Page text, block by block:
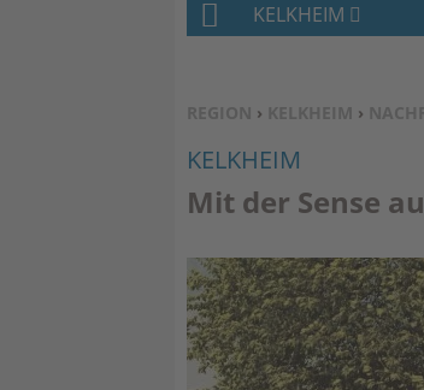
SIE BEFINDEN SICH HIER:
REGION › KELKHEIM ›
KELKHEIM
Mit der Sense
H
M
E
KELKHEIM